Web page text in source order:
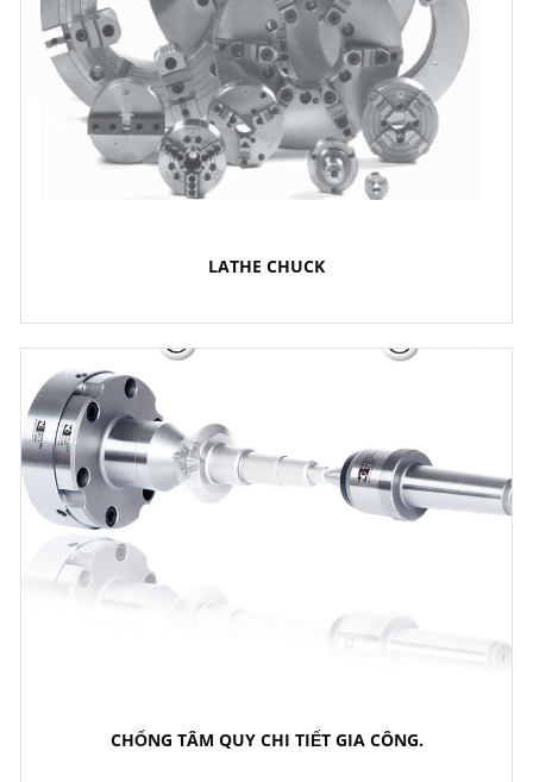
LATHE CHUCK
CHỐNG TÂM QUY CHI TIẾT GIA CÔNG.